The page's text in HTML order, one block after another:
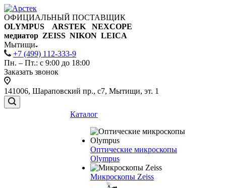
ОФИЦИАЛЬНЫЙ ПОСТАВЩИК
OLYMPUS ARSTEK NEXCOPE
медиатор ZEISS NIKON LEICA
Мытищи
+7 (499) 112-333-9
Пн. – Пт.: с 9:00 до 18:00
Заказать звонок
141006, Шараповский пр., с7, Мытищи, эт. 1
Каталог
Оптические микроскопы
Olympus
Микроскопы Zeiss